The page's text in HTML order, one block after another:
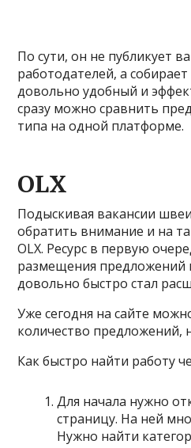
По сути, он не публикует
работодателей, а
довольно удобный и
сразу можно сравнить
типа на одной платформе.
OLX
Подыскивая вакансии
обратить внимание и на
OLX. Ресурс в первую
размещения предложений
довольно быстро стал
Уже сегодня на сайте
количество предложений,
Как быстро найти работу
Для начала нужно
страницу. На ней
Нужно найти